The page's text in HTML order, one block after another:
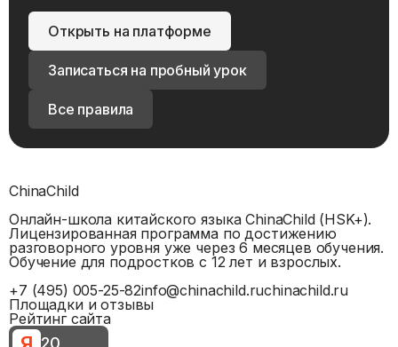
Открыть на платформе
Записаться на пробный урок
Все правила
ChinaChild
Онлайн-школа китайского языка ChinaChild (HSK+).
Лицензированная программа по достижению
разговорного уровня уже через 6 месяцев обучения.
Обучение для подростков с 12 лет и взрослых.
+7 (495) 005-25-82info@chinachild.ruchinachild.ru
Площадки и отзывы
Рейтинг сайта
20